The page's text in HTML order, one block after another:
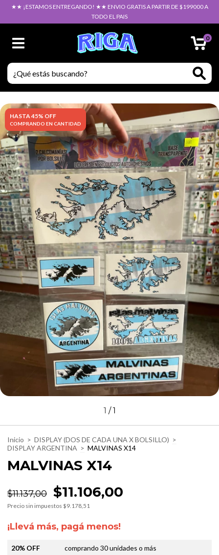
★★ ¡ESTAMOS ENTREGANDO! ★★ ENVIO GRATIS A PARTIR DE $199000 A
TODO EL PAIS
0
HASTA 45% OFF
COMPRANDO EN CANTIDAD
1 /1
Inicio > DISPLAY (DOS DE CADA UNA X BOLSILLO) >
DISPLAY ARGENTINA > MALVINAS X14
MALVINAS X14
$11.137,00 $11.106,00
Precio sin impuestos $9.178,51
¡Llevá más, pagá menos!
20% OFF
comprando 30 unidades o más